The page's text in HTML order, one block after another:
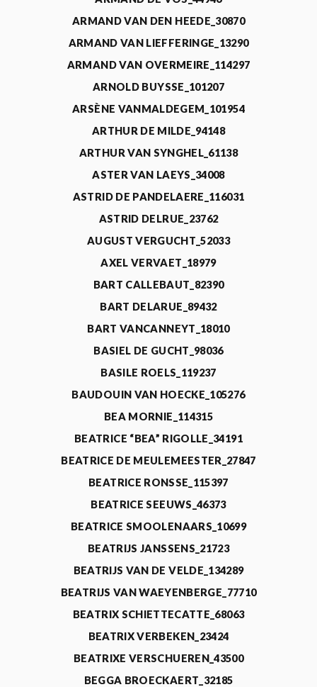
ARMAND VAN DEN HEEDE_30870
ARMAND VAN LIEFFERINGE_13290
ARMAND VAN OVERMEIRE_114297
ARNOLD BUYSSE_101207
ARSÈNE VANMALDEGEM_101954
ARTHUR DE MILDE_94148
ARTHUR VAN SYNGHEL_61138
ASTER VAN LAEYS_34008
ASTRID DE PANDELAERE_116031
ASTRID DELRUE_23762
AUGUST VERGUCHT_52033
AXEL VERVAET_18979
BART CALLEBAUT_82390
BART DELARUE_89432
BART VANCANNEYT_18010
BASIEL DE GUCHT_98036
BASILE ROELS_119237
BAUDOUIN VAN HOECKE_105276
BEA MORNIE_114315
BEATRICE “BEA” RIGOLLE_34191
BEATRICE DE MEULEMEESTER_27847
BEATRICE RONSSE_115397
BEATRICE SEEUWS_46373
BEATRICE SMOOLENAARS_10699
BEATRIJS JANSSENS_21723
BEATRIJS VAN DE VELDE_134289
BEATRIJS VAN WAEYENBERGE_77710
BEATRIX SCHIETTECATTE_68063
BEATRIX VERBEKEN_23424
BEATRIXE VERSCHUEREN_43500
BEGGA BROECKAERT_32185